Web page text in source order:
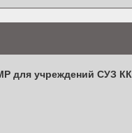
для учреждений СУЗ КК